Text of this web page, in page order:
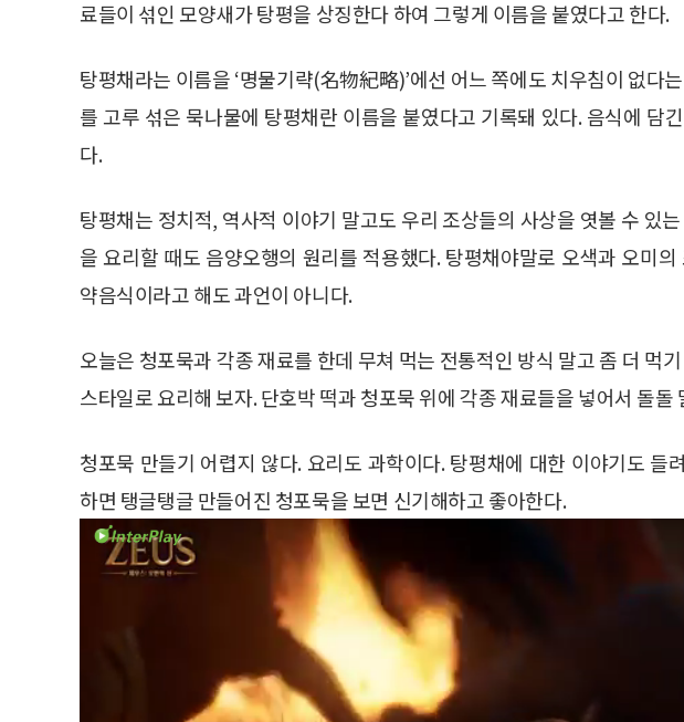
료들이 섞인 모양새가 탕평을 상징한다 하여 그렇게 이름을 붙였다고 한다.
탕평채라는 이름을 ‘명물기략(名物紀略)’에선 어느 쪽에도 치우침이 없다
를 고루 섞은 묵나물에 탕평채란 이름을 붙였다고 기록돼 있다. 음식에 담
다.
탕평채는 정치적, 역사적 이야기 말고도 우리 조상들의 사상을 엿볼 수 있
을 요리할 때도 음양오행의 원리를 적용했다. 탕평채야말로 오색과 오미
약음식이라고 해도 과언이 아니다.
오늘은 청포묵과 각종 재료를 한데 무쳐 먹는 전통적인 방식 말고 좀 더 먹
스타일로 요리해 보자. 단호박 떡과 청포묵 위에 각종 재료들을 넣어서 돌돌
청포묵 만들기 어렵지 않다. 요리도 과학이다. 탕평채에 대한 이야기도 들
하면 탱글탱글 만들어진 청포묵을 보면 신기해하고 좋아한다.